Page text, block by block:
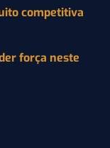
competitiva
força neste